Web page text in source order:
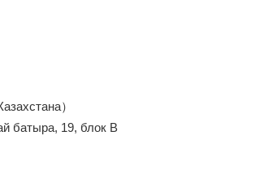
）
батыра, 19, блок B